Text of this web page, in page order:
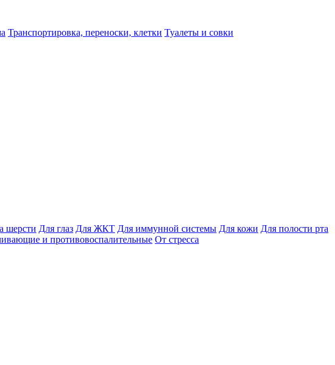
Транспортировка, переноски, клетки Туалеты и совки
шерсти Для глаз Для ЖКТ Для иммунной системы Для кожи Для полости рта
и противовоспалительные От стресса